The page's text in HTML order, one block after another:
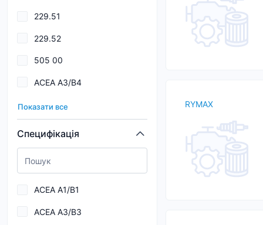
DuraMAX
ENEOS
EUROREPAR
FEBI
Ferodo
229.51
229.52
505 00
ACEA A3/B4
Aisin Warner AW-1
Allison C4
API SL
API SN
Показати все
Специфікація
ACEA A1/B1
ACEA A3/B3
RYMAX